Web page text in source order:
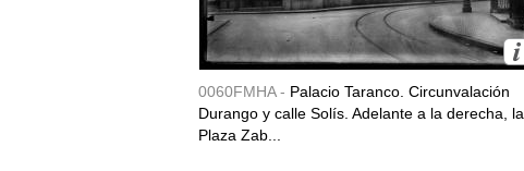
0060FMHA - Palacio Taranco. Circunvalación
Durango y calle Solís. Adelante a la derecha, la
Plaza Zab...